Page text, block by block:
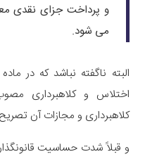
و پرداخت جزای نقدی
می شود.
البته ناگفته نباشد که در
کلاهبرداری و مجازات آن